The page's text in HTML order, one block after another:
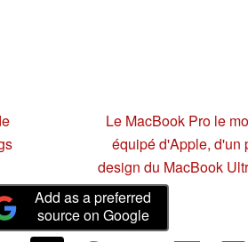
Le MacBook Pro le
équipé d'Apple, d'un
design du MacBook
Add as a preferred
source on Google